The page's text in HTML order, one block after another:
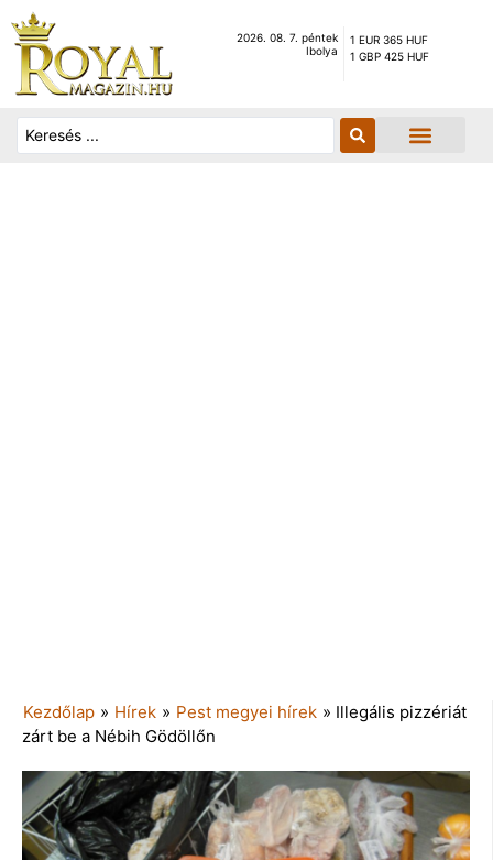
2026. 08. 7. péntek
Ibolya
1 EUR 365 HUF
1 GBP 425 HUF
Kezdőlap » Hírek » Pest megyei hírek » Illegális pizzériát
zárt be a Nébih Gödöllőn